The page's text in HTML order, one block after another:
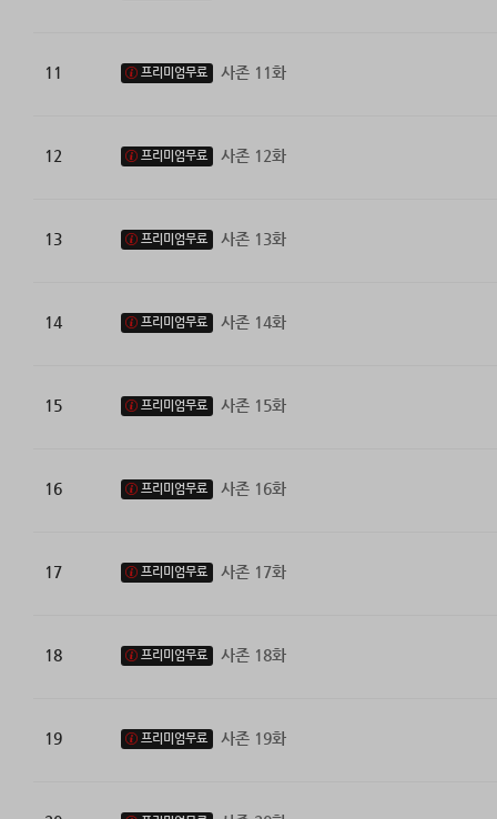
11 프리미엄무료 사존 11화
12 프리미엄무료 사존 12화
13 프리미엄무료 사존 13화
14 프리미엄무료 사존 14화
15 프리미엄무료 사존 15화
16 프리미엄무료 사존 16화
17 프리미엄무료 사존 17화
18 프리미엄무료 사존 18화
19 프리미엄무료 사존 19화